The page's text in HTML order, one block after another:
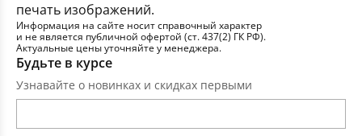
печать изображений.
Информация на сайте носит справочный характер
и не является публичной офертой (ст. 437(2) ГК РФ).
Актуальные цены уточняйте у менеджера.
Будьте в курсе
Узнавайте о новинках и скидках первыми